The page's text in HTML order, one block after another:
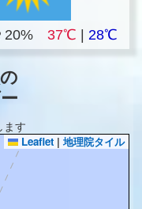
20%37℃ |28℃
ます
Leaflet | 地理院タイル